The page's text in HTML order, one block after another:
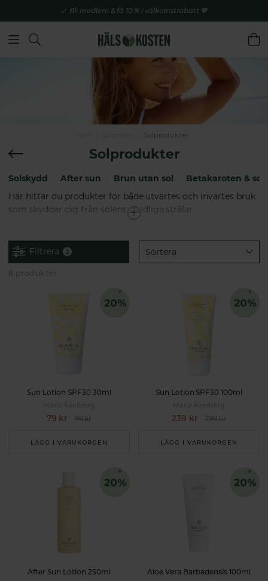
Bli medlem & få 10 % i välkomstrabatt 💚
Solprodukter
Solprodukter
Solskydd After sun Brun utan sol
Betakaroten &
Här hittar du produkter för både utvärtes och invärtes bruk
som skyddar dig från solens skadliga strålar.
människor söker efter säkrare och mer miljövänliga
alternativ för att skydda sin hud mot solens skadliga strålar.
Naturliga solprodukter innehåller ingredienser som
kemikalier och potentiellt skadliga ämnen.
Filtrera 2 Sortera
8 produkter
Sun Lotion SPF30 30ml
Maria Åkerberg
79 kr 99 kr
LÄGG I VARUKORGEN
Sun Lotion SPF30 100ml
Maria Åkerberg
239 kr 299 kr
LÄGG I VARUKORGEN
After Sun Lotion 250ml Aloe Vera Barbadensis 100ml